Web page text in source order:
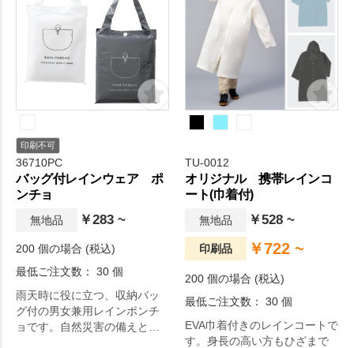
くと大活躍のアイテムです。
毎日の生活をより快適に。
印刷不可
36710PC
バッグ付レインウェア ポ
ンチョ
無地品 ￥283 ~
200 個の場合 (税込)
最低ご注文数： 30 個
雨天時に役に立つ、収納バッ
グ付の男女兼用レインポンチ
ョです。自然災害の備えとし
TU-0012
オリジナル 携帯レインコ
ート(巾着付)
無地品 ￥528 ~
印刷品 ￥722 ~
200 個の場合 (税込)
最低ご注文数： 30 個
EVA巾着付きのレインコートで
す。身長の高い方もひざまで